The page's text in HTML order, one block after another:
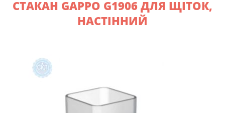
СТАКАН GAPPO G1906 ДЛЯ ЩІТОК,
НАСТІННИЙ